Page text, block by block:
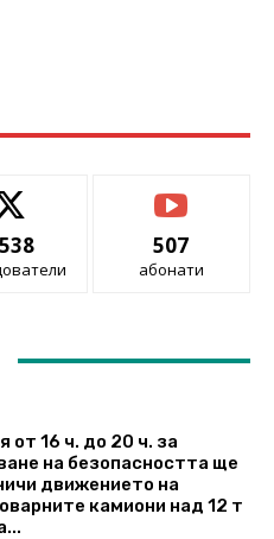
507
абонати
от 16 ч. до 20 ч. за
на безопасността ще
движението на
камиони над 12 т